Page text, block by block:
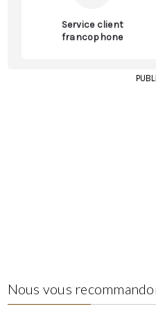
Service client
francophone
Nous vous